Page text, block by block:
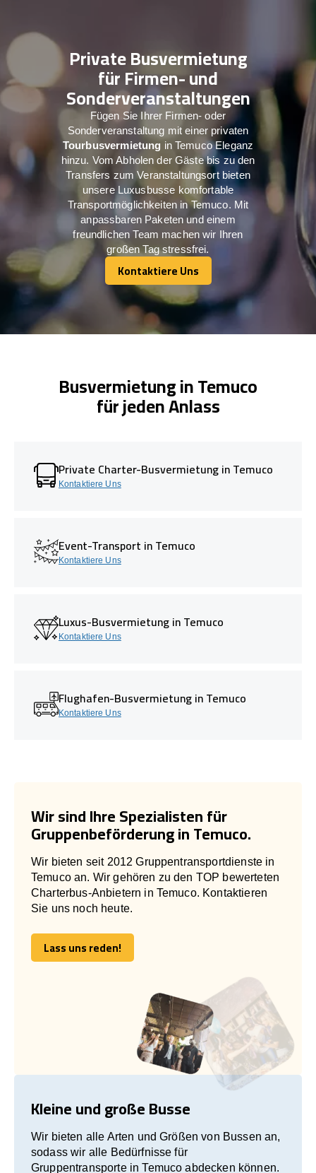
Private Busvermietung
für Firmen- und
Sonderveranstaltungen
Fügen Sie Ihrer Firmen- oder
Sonderveranstaltung mit einer privaten
Tourbusvermietung in Temuco Eleganz
hinzu. Vom Abholen der Gäste bis zu den
Transfers zum Veranstaltungsort bieten
unsere Luxusbusse komfortable
Transportmöglichkeiten in Temuco. Mit
anpassbaren Paketen und einem
freundlichen Team machen wir Ihren
großen Tag stressfrei.
Kontaktiere Uns
Kontaktiere Uns
Busvermietung in Temuco
für jeden Anlass
Private Charter-Busvermietung in Temuco
Kontaktiere Uns
Event-Transport in Temuco
Kontaktiere Uns
Luxus-Busvermietung in Temuco
Kontaktiere Uns
Flughafen-Busvermietung in Temuco
Kontaktiere Uns
Wir sind Ihre Spezialisten für
Gruppenbeförderung in Temuco.
Wir bieten seit 2012 Gruppentransportdienste in
Temuco an. Wir gehören zu den TOP bewerteten
Charterbus-Anbietern in Temuco. Kontaktieren
Sie uns noch heute.
Lass uns reden!
Lass uns reden!
Kleine und große Busse
Wir bieten alle Arten und Größen von Bussen an,
sodass wir alle Bedürfnisse für
Gruppentransporte in Temuco abdecken können.